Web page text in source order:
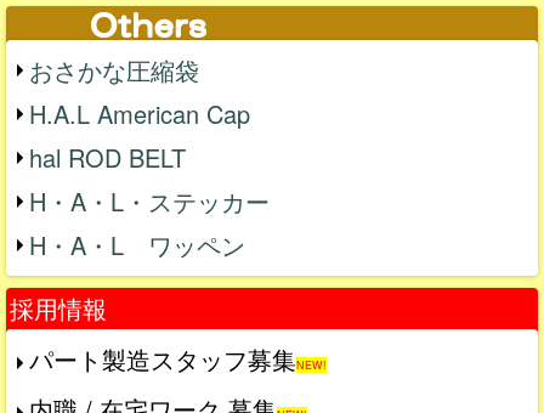
おさかな圧縮袋
H.A.L American Cap
hal ROD BELT
H・A・L・ステッカー
H・A・L ワッペン
採用情報
パート製造スタッフ募集NEW!